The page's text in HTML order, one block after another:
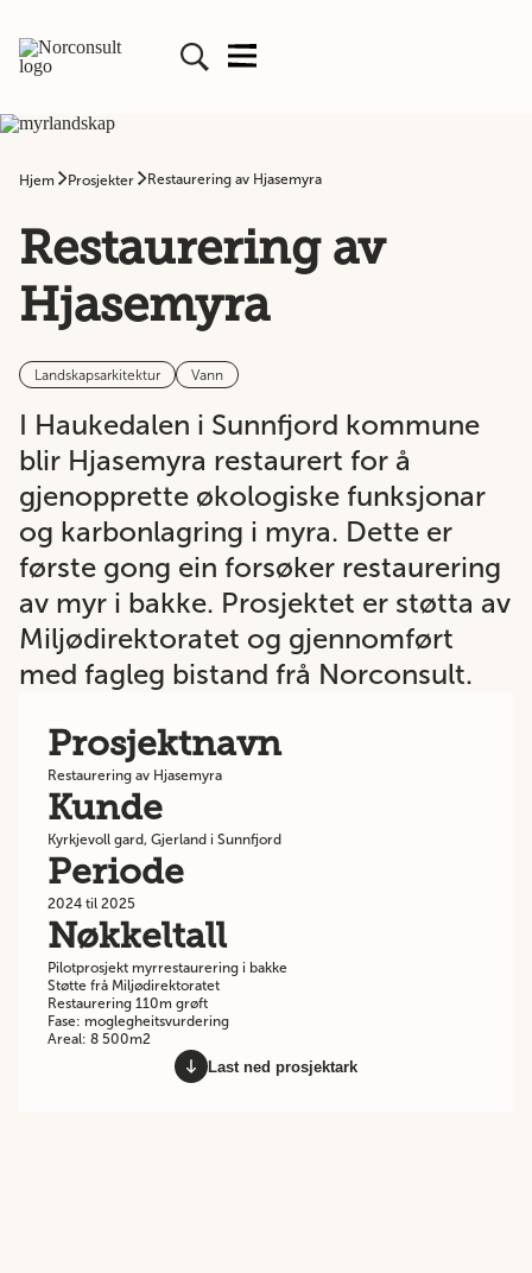
Hjem Prosjekter Restaurering av Hjasemyra
Restaurering av
Hjasemyra
Landskapsarkitektur Vann
I Haukedalen i Sunnfjord kommune
blir Hjasemyra restaurert for å
gjenopprette økologiske funksjonar
og karbonlagring i myra. Dette er
første gong ein forsøker restaurering
av myr i bakke. Prosjektet er støtta av
Miljødirektoratet og gjennomført
med fagleg bistand frå Norconsult.
Prosjektnavn
Restaurering av Hjasemyra
Kunde
Kyrkjevoll gard, Gjerland i Sunnfjord
Periode
2024 til 2025
Nøkkeltall
Pilotprosjekt myrrestaurering i bakke
Støtte frå Miljødirektoratet
Restaurering 110m grøft
Fase: moglegheitsvurdering
Areal: 8 500m2
Last ned prosjektark